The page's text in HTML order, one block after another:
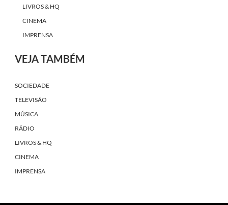
LIVROS & HQ
CINEMA
IMPRENSA
VEJA TAMBÉM
SOCIEDADE
TELEVISÃO
MÚSICA
RÁDIO
LIVROS & HQ
CINEMA
IMPRENSA